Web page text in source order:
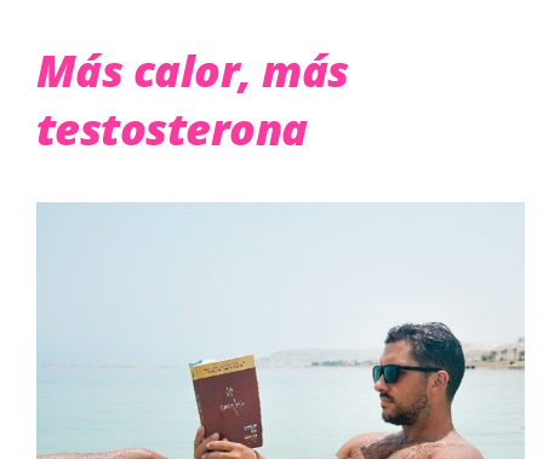
Más calor, más
testosterona